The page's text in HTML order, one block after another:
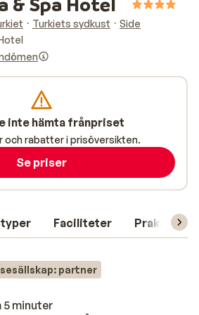
Turkiets sydkust
Side
Faciliteter Praktisk
partner
5 minuter
inte hämta frånpriset
och rabatter i prisöversikten.
Se priser